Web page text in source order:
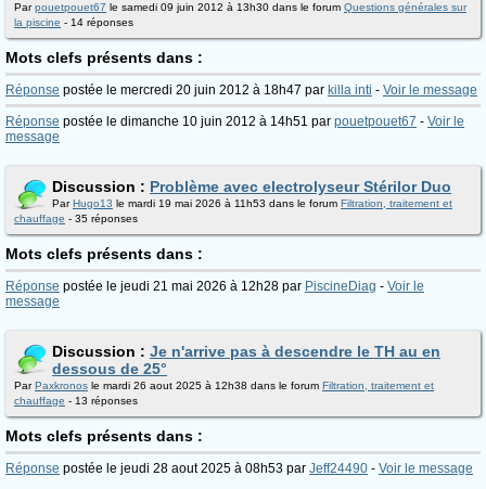
Parpouetpouet67 le samedi 09 juin 2012 à 13h30 dans le forum Questions générales sur
la piscine - 14 réponses
Mots clefs présents dans :
Réponse postée le mercredi 20 juin 2012 à 18h47 par killa inti - Voir le message
Réponse postée le dimanche 10 juin 2012 à 14h51 par pouetpouet67 - Voir le
message
Discussion : Problème avec electrolyseur Stérilor Duo
ParHugo13 le mardi 19 mai 2026 à 11h53 dans le forum Filtration, traitement et
chauffage - 35 réponses
Mots clefs présents dans :
Réponse postée le jeudi 21 mai 2026 à 12h28 par PiscineDiag - Voir le
message
Discussion : Je n'arrive pas à descendre le TH au en
dessous de 25°
ParPaxkronos le mardi 26 aout 2025 à 12h38 dans le forum Filtration, traitement et
chauffage - 13 réponses
Mots clefs présents dans :
Réponse postée le jeudi 28 aout 2025 à 08h53 par Jeff24490 - Voir le message